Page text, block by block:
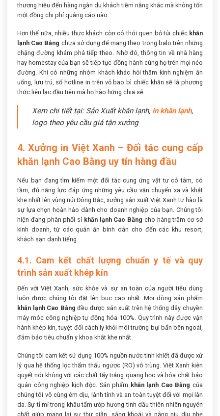
thương hiệu đến hàng ngàn du khách tiềm năng khác mà không tốn
một đồng chi phí quảng cáo nào.
Hơn thế nữa, nhiều thực khách còn có thói quen bỏ túi chiếc khăn
lạnh Cao Bằng chưa sử dụng để mang theo trong balo trên những
chặng đường khám phá tiếp theo. Nhờ đó, thông tin về nhà hàng
hay homestay của bạn sẽ tiếp tục đồng hành cùng họ trên mọi nẻo
đường. Khi có những nhóm khách khác hỏi thăm kinh nghiệm ăn
uống, lưu trú, số hotline in trên vỏ bao bì chiếc khăn sẽ là phương
thức liên lạc đầu tiên mà họ hào hứng chia sẻ.
Xem chi tiết tại: Sản Xuất khăn lạnh, in khăn lạnh,
logo theo yêu cầu giá tận xưởng
4. Xưởng in Việt Xanh – Đối tác cung cấp
khăn lạnh Cao Bằng uy tín hàng đầu
Nếu bạn đang tìm kiếm một đối tác cung ứng vật tư có tâm, có
tầm, đủ năng lực đáp ứng những yêu cầu vận chuyển xa và khắt
khe nhất lên vùng núi Đông Bắc, xưởng sản xuất Việt Xanh tự hào là
sự lựa chọn hoàn hảo dành cho doanh nghiệp của bạn. Chúng tôi
hiện đang phân phối sỉ khăn lạnh Cao Bằng cho hàng trăm cơ sở
kinh doanh, từ các quán ăn bình dân cho đến các khu resort,
khách sạn danh tiếng.
4.1. Cam kết chất lượng chuẩn y tế và quy
trình sản xuất khép kín
Đến với Việt Xanh, sức khỏe và sự an toàn của người tiêu dùng
luôn được chúng tôi đặt lên bục cao nhất. Mọi dòng sản phẩm
khăn lạnh Cao Bằng đều được sản xuất trên hệ thống dây chuyền
máy móc công nghiệp tự động hóa 100%. Quy trình này được vận
hành khép kín, tuyệt đối cách ly khỏi môi trường bụi bẩn bên ngoài,
đảm bảo tiêu chuẩn y khoa khắt khe nhất.
Chúng tôi cam kết sử dụng 100% nguồn nước tinh khiết đã được xử
lý qua hệ thống lọc thẩm thấu ngược (RO) vô trùng. Việt Xanh kiên
quyết nói không với các chất tẩy trắng quang học và hóa chất bảo
quản công nghiệp kịch độc. Sản phẩm khăn lạnh Cao Bằng của
chúng tôi vô cùng êm dịu, lành tính và an toàn tuyệt đối với mọi làn
da. Sự tỉ mỉ trong khâu tẩm ướp hương tinh dầu thiên nhiên nguyên
chất giúp mang lại sự thư giãn, sảng khoái và nâng niu dịu nhẹ